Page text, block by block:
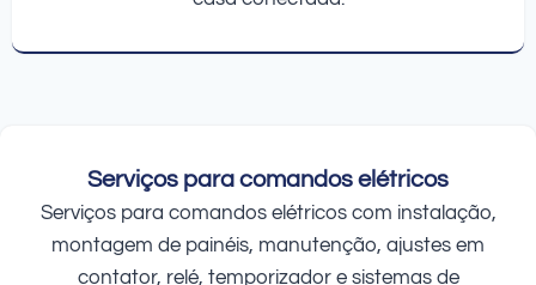
Serviços para comandos elétricos
Serviços para comandos elétricos com instalação,
montagem de painéis, manutenção, ajustes em
contator, relé, temporizador e sistemas de